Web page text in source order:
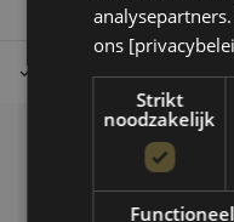
Tot 30 dagen retour
Klantenservice
Veelgestelde vragen
ons
Strikt
noodzakelijk
Functioneel